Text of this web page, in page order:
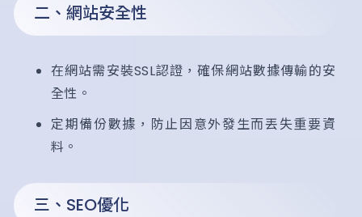
二、網站安全性
在網站需安裝SSL認證，確保網站數據傳輸的安
全性。
定期備份數據，防止因意外發生而丟失重要資
料。
三、SEO優化